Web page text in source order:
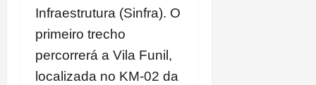
Infraestrutura (Sinfra). O
primeiro trecho
percorrerá a Vila Funil,
localizada no KM-02 da